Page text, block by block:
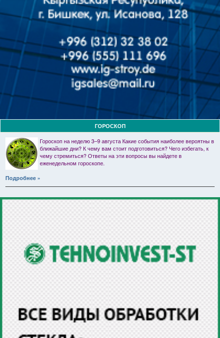
ГОРОСКОП
Гороскоп на неделю 3–9 августа Какие события наиболее вероятны в
ближайшие дни? К чему вам стоит подготовиться? Чего избегать, к
чему стремиться? Ответы на эти вопросы вы найдете в
еженедельном гороскопе.
Подробнее »